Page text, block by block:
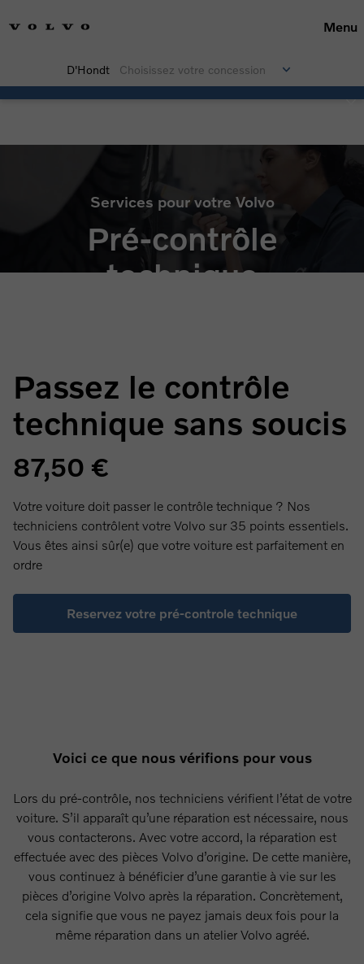
Menu
D'Hondt Choisissez votre concession
Services pour votre Volvo
Pré-contrôle
technique
Passez le contrôle
technique sans soucis
87,50 €
Votre voiture doit passer le contrôle technique ? Nos
techniciens contrôlent votre Volvo sur 35 points essentiels.
Vous êtes ainsi sûr(e) que votre voiture est parfaitement en
ordre
Reservez votre pré-controle technique
Voici ce que nous vérifions pour vous
Lors du pré-contrôle, nos techniciens vérifient l’état de votre
voiture. S’il apparaît qu’une réparation est nécessaire, nous
vous contacterons. Avec votre accord, la réparation est
effectuée avec des pièces Volvo d’origine. De cette manière,
vous continuez à bénéficier d’une garantie à vie sur les
pièces d’origine Volvo après la réparation. Concrètement,
cela signifie que vous ne payez jamais deux fois pour la
même réparation dans un atelier Volvo agréé.